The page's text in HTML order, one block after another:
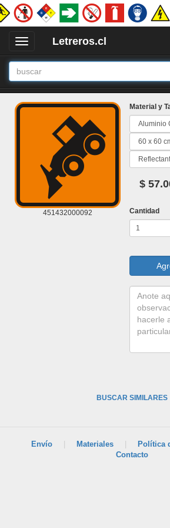
Desplegar
Ocultar
Menu
Letreros.cl
451432000092
Material y
$
Cantidad
BUSCAR SIMILARES
Envío Materiales Política
Contacto